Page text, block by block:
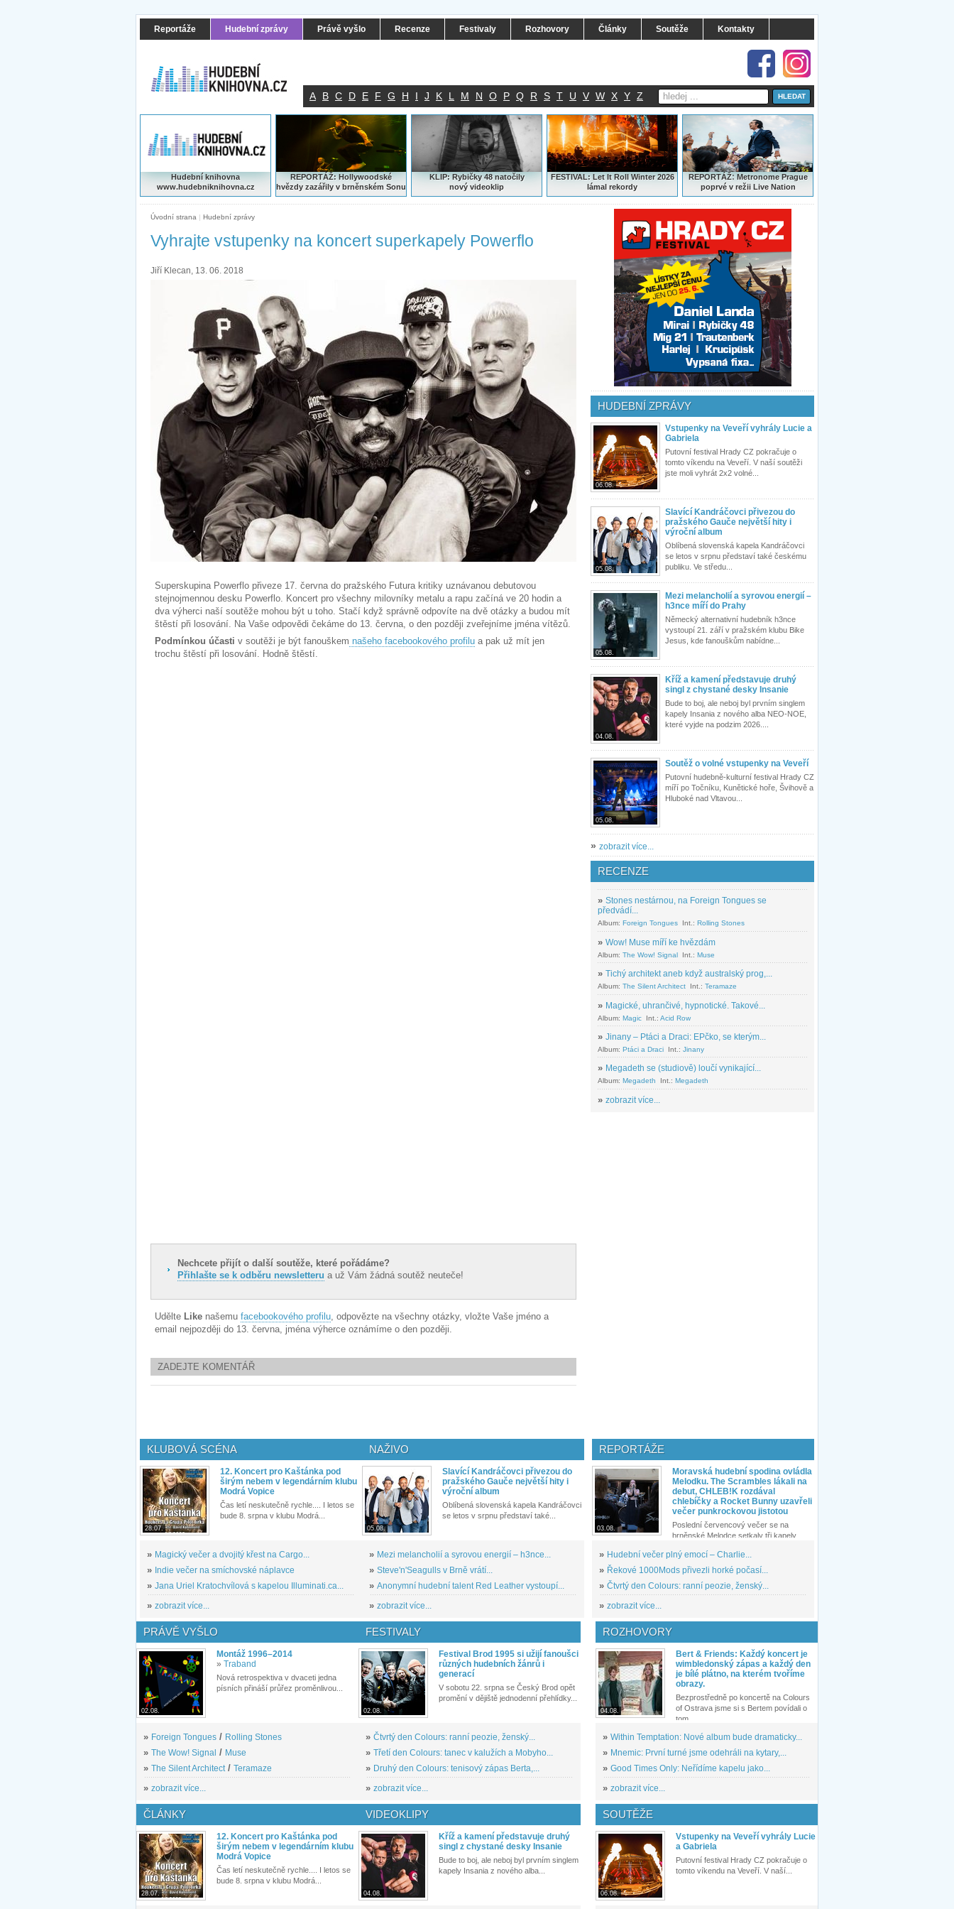
Reportáže Hudební zprávy Právě vyšlo Recenze Festivaly Rozhovory Články Soutěže Kontakty
A B C D E F G H I J K L M N O P Q R S T U V W X Y Z
Hudební knihovna
www.hudebniknihovna.cz
REPORTÁŽ: Hollywoodské
hvězdy zazářily v brněnském Sonu
KLIP: Rybičky 48 natočily
nový videoklip
FESTIVAL: Let It Roll Winter 2026
lámal rekordy
REPORTÁŽ:Metronome Prague
poprvé v režii Live Nation
Úvodní strana | Hudební zprávy
Vyhrajte vstupenky na koncert superkapely Powerflo
Jiří Klecan, 13. 06. 2018
Superskupina Powerflo přiveze 17. června do pražského Futura kritiky uznávanou debutovou
stejnojmennou desku Powerflo. Koncert pro všechny milovníky metalu a rapu začíná ve 20 hodin a
dva výherci naší soutěže mohou být u toho. Stačí když správně odpovíte na dvě otázky a budou mít
štěstí při losování. Na Vaše odpovědi čekáme do 13. června, o den později zveřejníme jména vítězů.
Podmínkou účasti v soutěži je být fanouškem našeho facebookového profilu a pak už mít jen
trochu štěstí při losování. Hodně štěstí.
Nechcete přijít o další soutěže, které pořádáme?
Přihlašte se k odběru newsletteru a už Vám žádná soutěž neuteče!
Udělte Like našemu facebookového profilu, odpovězte na všechny otázky, vložte Vaše jméno a
email nejpozději do 13. června, jména výherce oznámíme o den později.
ZADEJTE KOMENTÁŘ
HUDEBNÍ ZPRÁVY
06.08.
Vstupenky na Veveří vyhrály Lucie a
Gabriela
Putovní festival Hrady CZ pokračuje o
tomto víkendu na Veveří. V naší soutěži
jste moli vyhrát 2x2 volné...
05.08.
Slavící Kandráčovci přivezou do
pražského Gauče největší hity i
výroční album
Oblíbená slovenská kapela Kandráčovci
se letos v srpnu představí také českému
publiku. Ve středu...
05.08.
Mezi melancholií a syrovou energií –
h3nce míří do Prahy
Německý alternativní hudebník h3nce
vystoupí 21. září v pražském klubu Bike
Jesus, kde fanouškům nabídne...
04.08.
Kříž a kamení představuje druhý
singl z chystané desky Insanie
Bude to boj, ale neboj byl prvním singlem
kapely Insania z nového alba NEO-NOE,
které vyjde na podzim 2026....
05.08.
Soutěž o volné vstupenky na Veveří
Putovní hudebně-kulturní festival Hrady CZ
míří po Točníku, Kunětické hoře, Švihově a
Hluboké nad Vltavou...
» zobrazit více...
RECENZE
» Stones nestárnou, na Foreign Tongues se
předvádí...
Album: Foreign Tongues Int.: Rolling Stones
» Wow! Muse míří ke hvězdám
Album: The Wow! Signal Int.: Muse
» Tichý architekt aneb když australský prog,...
Album: The Silent Architect Int.: Teramaze
» Magické, uhrančivé, hypnotické. Takové...
Album: Magic Int.: Acid Row
» Jinany – Ptáci a Draci: EPčko, se kterým...
Album: Ptáci a Draci Int.: Jinany
» Megadeth se (studiově) loučí vynikající...
Album: Megadeth Int.: Megadeth
» zobrazit více...
KLUBOVÁ SCÉNA
28.07.
12. Koncert pro Kaštánka pod
širým nebem v legendárním klubu
Modrá Vopice
Čas letí neskutečně rychle.... I letos se
bude 8. srpna v klubu Modrá...
» Magický večer a dvojitý křest na Cargo...
» Indie večer na smíchovské náplavce
» Jana Uriel Kratochvílová s kapelou Illuminati.ca...
» zobrazit více...
NAŽIVO
05.08.
Slavící Kandráčovci přivezou do
pražského Gauče největší hity i
výroční album
Oblíbená slovenská kapela Kandráčovci
se letos v srpnu představí také...
» Mezi melancholií a syrovou energií – h3nce...
» Steve'n'Seagulls v Brně vrátí...
» Anonymní hudební talent Red Leather vystoupí...
» zobrazit více...
REPORTÁŽE
03.08.
Moravská hudební spodina ovládla
Melodku. The Scrambles lákali na
debut, CHLEB!K rozdával
chlebíčky a Rocket Bunny uzavřeli
večer punkrockovou jistotou
Poslední červencový večer se na
brněnské Melodce setkaly tři kapely...
» Hudební večer plný emocí – Charlie...
» Řekové 1000Mods přivezli horké počasí...
» Čtvrtý den Colours: ranní peozie, ženský...
» zobrazit více...
PRÁVĚ VYŠLO
02.08.
Montáž 1996–2014
» Traband
Nová retrospektiva v dvaceti jedna
písních přináší průřez proměnlivou...
» Foreign Tongues / Rolling Stones
» The Wow! Signal / Muse
» The Silent Architect/ Teramaze
» zobrazit více...
FESTIVALY
02.08.
Festival Brod 1995 si užijí fanoušci
různých hudebních žánrů i
generací
V sobotu 22. srpna se Český Brod opět
promění v dějiště jednodenní přehlídky...
» Čtvrtý den Colours: ranní peozie, ženský...
» Třetí den Colours: tanec v kalužích a Mobyho...
» Druhý den Colours: tenisový zápas Berta,...
» zobrazit více...
ROZHOVORY
04.08.
Bert & Friends: Každý koncert je
wimbledonský zápas a každý den
je bílé plátno, na kterém tvoříme
obrazy.
Bezprostředně po koncertě na Colours
of Ostrava jsme si s Bertem povídali o
tom,...
» Within Temptation: Nové album bude dramaticky...
» Mnemic: První turné jsme odehráli na kytary,...
» Good Times Only: Neřídíme kapelu jako...
» zobrazit více...
ČLÁNKY
28.07.
12. Koncert pro Kaštánka pod
širým nebem v legendárním klubu
Modrá Vopice
Čas letí neskutečně rychle.... I letos se
bude 8. srpna v klubu Modrá...
VIDEOKLIPY
04.08.
Kříž a kamení představuje druhý
singl z chystané desky Insanie
Bude to boj, ale neboj byl prvním singlem
kapely Insania z nového alba...
SOUTĚŽE
06.08.
Vstupenky na Veveří vyhrály Lucie
a Gabriela
Putovní festival Hrady CZ pokračuje o
tomto víkendu na Veveří. V naší...